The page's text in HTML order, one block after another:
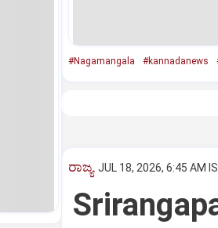
#Nagamangala #kannadanews
ರಾಜ್ಯ JUL 18, 2026, 6:45 AM